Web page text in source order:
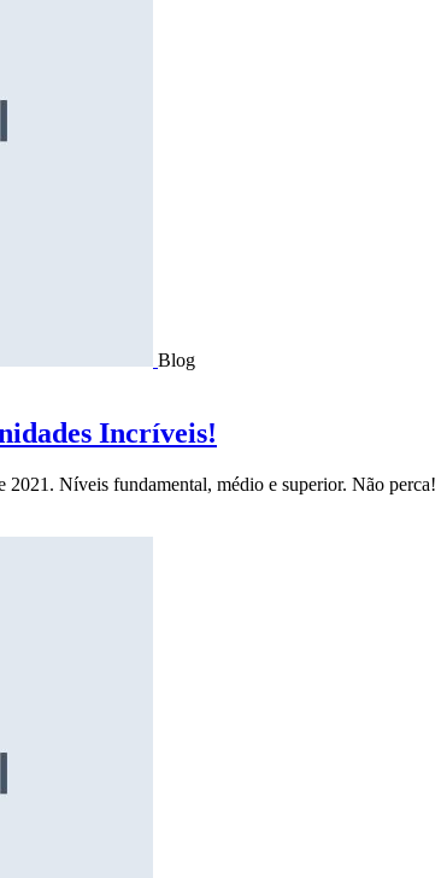
Blog
Incríveis!
Níveis fundamental, médio e superior. Não perca!